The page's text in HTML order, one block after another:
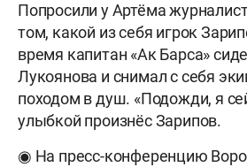
Попросили у Артёма
том, какой из себя игрок
время капитан «Ак Барса»
Лукоянова и снимал с себя
походом в душ. «Подожди, я
улыбкой произнёс Зарипов.
◉ На пресс-конференцию